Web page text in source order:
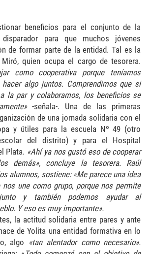
beneficios para el conjunto de la
para que muchos jóvenes
de formar parte de la entidad. Tal es la
quien ocupa el cargo de tesorera.
como cooperativa porque teníamos
algo juntos. Comprendimos que si
la par y colaboramos, los beneficios se
-señala-. Una de las primeras
de una jornada solidaria con el
y útiles para la escuela Nº 49 (otro
del distrito) y para el Hospital
Plata. «Ahí ya nos gustó eso de cooperar
demás», concluye la tesorera. Raúl
alumnos, sostiene: «Me parece una idea
nos une como grupo, porque nos permite
y también podemos ayudar al
Y eso es muy importante».
la actitud solidaria entre pares y ante
de Yolita una entidad formativa en lo
algo «tan alentador como necesario».